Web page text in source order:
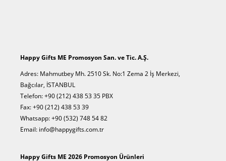
Happy Gifts ME Promosyon San. ve Tic. A.Ş.
Adres: Mahmutbey Mh. 2510 Sk. No:1 Zema 2 İş Merkezi,
Bağcılar, İSTANBUL
Telefon: +90 (212) 438 53 35 PBX
Fax: +90 (212) 438 53 39
Whatsapp: +90 (532) 748 54 82
Email: info@happygifts.com.tr
Happy Gifts ME 2026 Promosyon Ürünleri